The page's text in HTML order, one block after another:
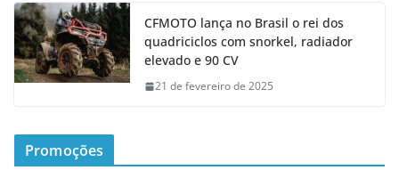
CFMOTO lança no Brasil o rei dos
quadriciclos com snorkel, radiador
elevado e 90 CV
21 de fevereiro de 2025
Promoções